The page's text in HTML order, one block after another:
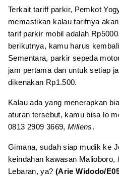
Terkait tariff parkir, Pemkot
memastikan kalau tarifnya
tarif parkir mobil adalah
berikutnya, kamu harus
Sementara, parkir sepeda
jam pertama dan untuk setiap
dikenakan Rp1.500.
Kalau ada yang menerapkan
aturan tersebut, kamu bisa lo
0813 2909 3669, Millens.
Gimana, sudah siap mudik ke
keindahan kawasan Malioboro,
Lebaran, ya? (Arie Widodo/